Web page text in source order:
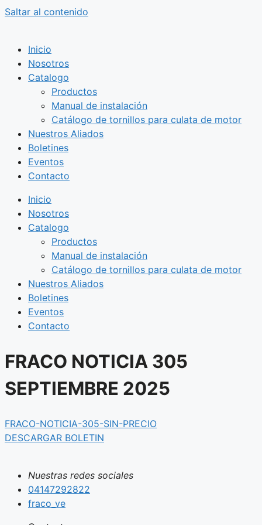
Saltar al contenido
Inicio
Nosotros
Catalogo
Productos
Manual de instalación
Catálogo de tornillos para culata de motor
Nuestros Aliados
Boletines
Eventos
Contacto
Inicio
Nosotros
Catalogo
Productos
Manual de instalación
Catálogo de tornillos para culata de motor
Nuestros Aliados
Boletines
Eventos
Contacto
FRACO NOTICIA 305
SEPTIEMBRE 2025
FRACO-NOTICIA-305-SIN-PRECIO
DESCARGAR BOLETIN
Nuestras redes sociales
04147292822
fraco_ve